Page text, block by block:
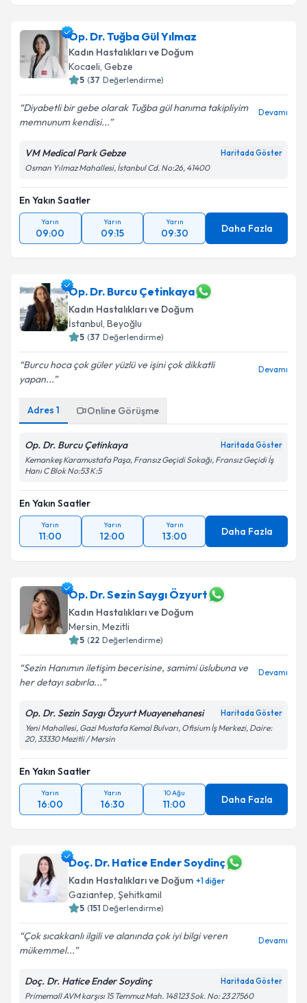
Op. Dr. Tuğba Gül Yılmaz
Kadın Hastalıkları ve Doğum
Kocaeli, Gebze
5 (37 Değerlendirme)
Diyabetli bir gebe olarak Tuğba gül hanıma takipliyim
memnunum kendisi...
Devamı
VM Medical Park Gebze Haritada Göster
Osman Yılmaz Mahallesi, İstanbul Cd. No:26, 41400
En Yakın Saatler
Yarın
09:00
Yarın
09:15
Yarın
09:30 Daha Fazla
Op. Dr. Burcu Çetinkaya
Kadın Hastalıkları ve Doğum
İstanbul, Beyoğlu
5 (37 Değerlendirme)
Burcu hoca çok güler yüzlü ve işini çok dikkatli
yapan...
Devamı
Adres 1 Online Görüşme
Op. Dr. Burcu Çetinkaya Haritada Göster
Kemankeş Karamustafa Paşa, Fransız Geçidi Sokağı, Fransız Geçidi İş
Hanı C Blok No:53 K:5
En Yakın Saatler
Yarın
11:00
Yarın
12:00
Yarın
13:00 Daha Fazla
Op. Dr. Sezin Saygı Özyurt
Kadın Hastalıkları ve Doğum
Mersin, Mezitli
5 (22 Değerlendirme)
Sezin Hanımın iletişim becerisine, samimi üslubuna ve
her detayı sabırla...
Devamı
Op. Dr. Sezin Saygı Özyurt Muayenehanesi Haritada Göster
Yeni Mahallesi, Gazi Mustafa Kemal Bulvarı, Ofisium İş Merkezi, Daire:
20, 33330 Mezitli / Mersin
En Yakın Saatler
Yarın
16:00
Yarın
16:30
10 Ağu
11:00 Daha Fazla
Doç. Dr. Hatice Ender Soydinç
Kadın Hastalıkları ve Doğum +1diğer
Gaziantep, Şehitkamil
5 (151 Değerlendirme)
Çok sıcakkanlı ilgili ve alanında çok iyi bilgi veren
mükemmel...
Devamı
Doç. Dr. Hatice Ender Soydinç Haritada Göster
Primemall AVM karşısı 15 Temmuz Mah. 148123 Sok. No: 23 27560